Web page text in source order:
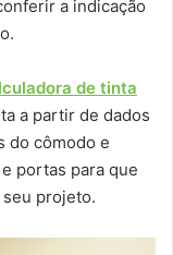
a indicação
de tinta
a partir de dados
do cômodo e
portas para que
projeto.